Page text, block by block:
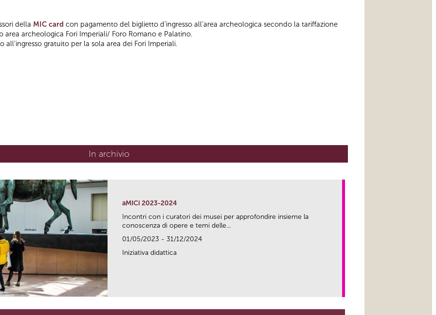
della MIC card con pagamento del biglietto d’ingresso all’area archeologica secondo la tariffazione
area archeologica Fori Imperiali/ Foro Romano e Palatino.
all'ingresso gratuito per la sola area dei Fori Imperiali.
In archivio
aMICi 2023-2024
Incontri con i curatori dei musei per approfondire insieme la
conoscenza di opere e temi delle...
01/05/2023 - 31/12/2024
Iniziativa didattica